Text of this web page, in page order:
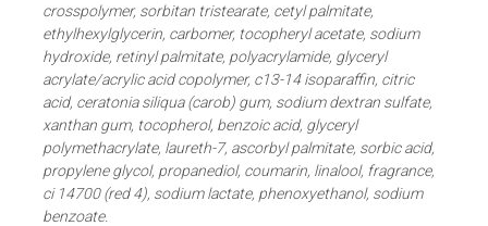
crosspolymer, sorbitan tristearate, cetyl palmitate,
ethylhexylglycerin, carbomer, tocopheryl acetate, sodium
hydroxide, retinyl palmitate, polyacrylamide, glyceryl
acrylate/acrylic acid copolymer, c13-14 isoparaffin, citric
acid, ceratonia siliqua (carob) gum, sodium dextran sulfate,
xanthan gum, tocopherol, benzoic acid, glyceryl
polymethacrylate, laureth-7, ascorbyl palmitate, sorbic acid,
propylene glycol, propanediol, coumarin, linalool, fragrance,
ci 14700 (red 4), sodium lactate, phenoxyethanol, sodium
benzoate.